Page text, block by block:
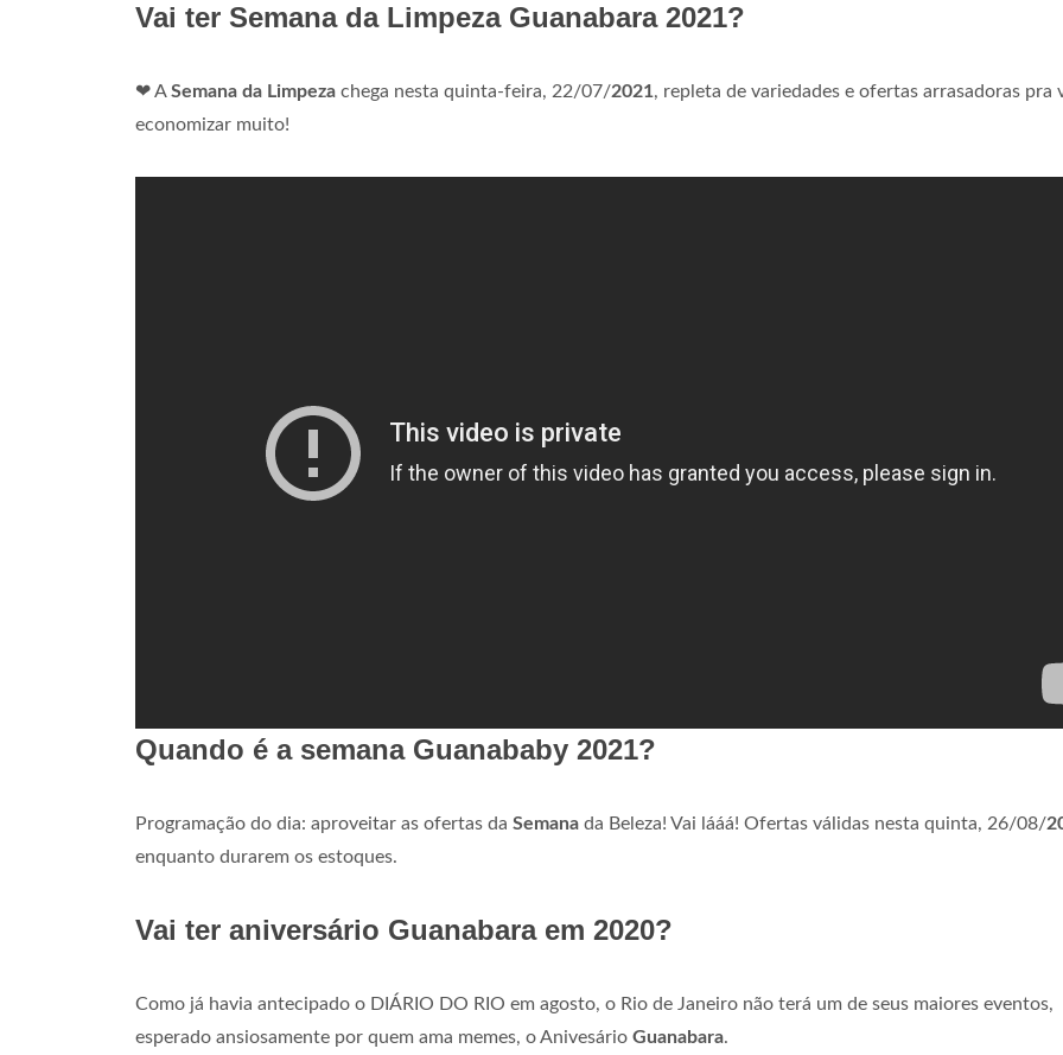
Vai ter Semana da Limpeza Guanabara 2021?
❤ ASemana da Limpeza chega nesta quinta-feira, 22/07/2021, repleta de variedades e ofertas arrasadoras pra
economizar muito!
Quando é a semana Guanababy 2021?
Programação do dia: aproveitar as ofertas da Semana da Beleza! Vai lááá! Ofertas válidas nesta quinta, 26/08/
enquanto durarem os estoques.
Vai ter aniversário Guanabara em 2020?
Como já havia antecipado o DIÁRIO DO RIO em agosto, o Rio de Janeiro não terá um de seus maiores eventos,
esperado ansiosamente por quem ama memes, o Anivesário Guanabara.